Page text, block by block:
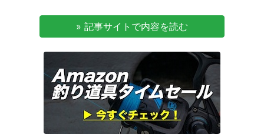
» 記事サイトで内容を読む